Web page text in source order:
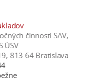
činností SAV,
ÚSV
813 64 Bratislava